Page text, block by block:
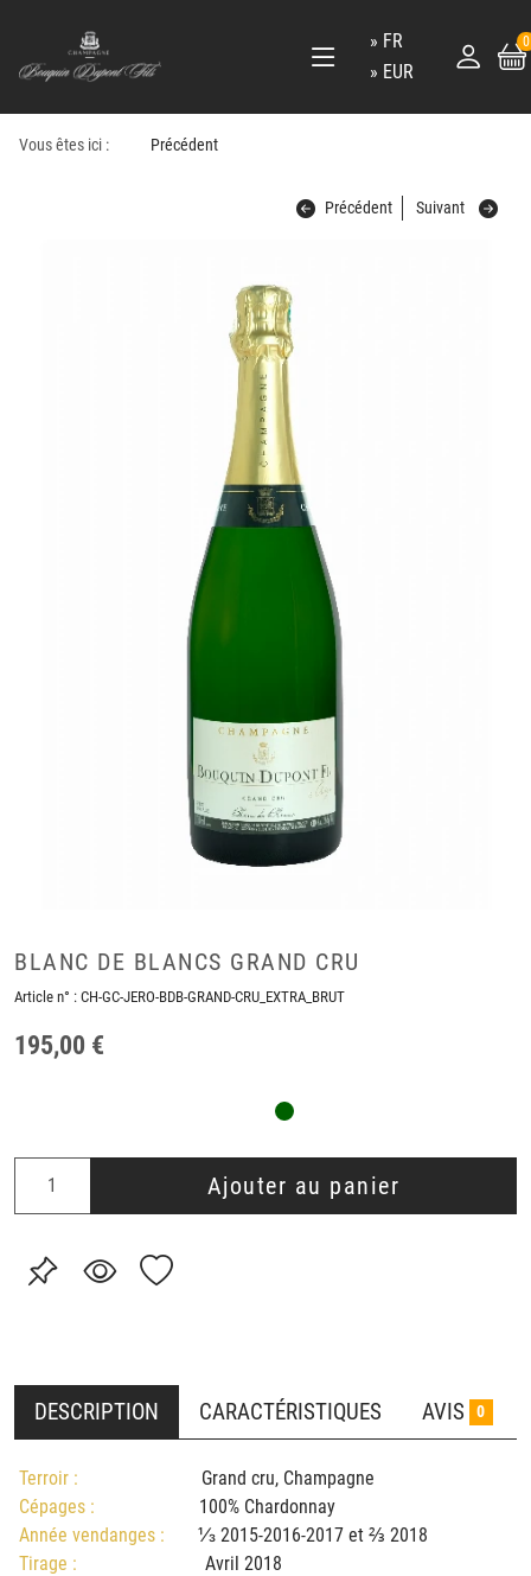
FR
EUR
0
Vous êtes ici : Précédent
Précédent Suivant
BLANC DE BLANCS GRAND CRU
Article n° : CH-GC-JERO-BDB-GRAND-CRU_EXTRA_BRUT
195,00 €
Ajouter au panier
DESCRIPTION CARACTÉRISTIQUES AVIS 0
Terroir :
Grand cru, Champagne
Cépages : 100% Chardonnay
Année vendanges : ⅓ 2015-2016-2017 et ⅔ 2018
Tirage :
Avril 2018